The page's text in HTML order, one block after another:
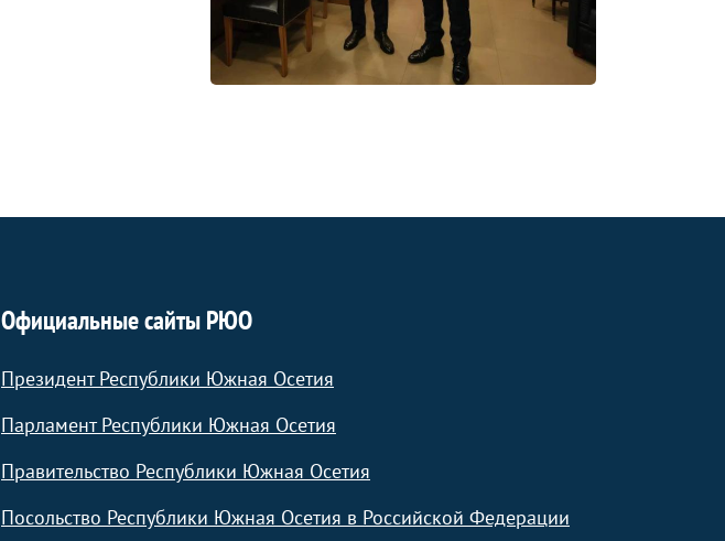
Официальные сайты РЮО
Президент Республики Южная Осетия
Парламент Республики Южная Осетия
Правительство Республики Южная Осетия
Посольство Республики Южная Осетия в Российской Федерации